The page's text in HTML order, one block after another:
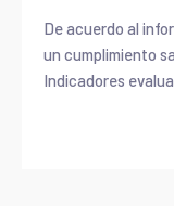
De acuerdo al
un cumplimiento
Indicadores